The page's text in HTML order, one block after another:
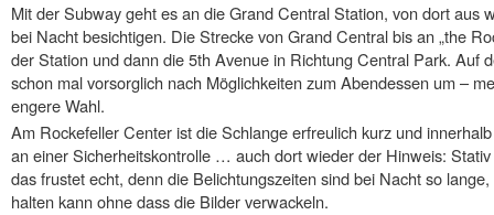
Mit der Subway geht es an die Grand Central Station, von dort aus
bei Nacht besichtigen. Die Strecke von Grand Central bis an „the
der Station und dann die 5th Avenue in Richtung Central Park. Auf
schon mal vorsorglich nach Möglichkeiten zum Abendessen um –
engere Wahl.
Am Rockefeller Center ist die Schlange erfreulich kurz und
an einer Sicherheitskontrolle … auch dort wieder der Hinweis:
das frustet echt, denn die Belichtungszeiten sind bei Nacht so
halten kann ohne dass die Bilder verwackeln.